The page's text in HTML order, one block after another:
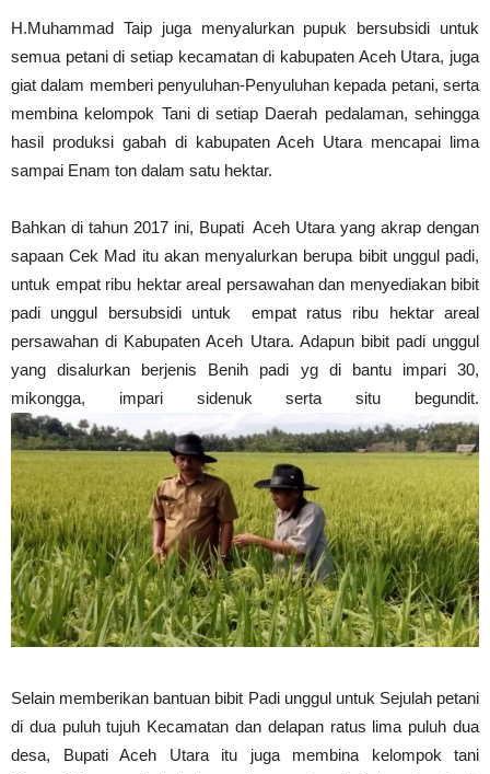
H.Muhammad Taip juga menyalurkan pupuk bersubsidi untuk
semua petani di setiap kecamatan di kabupaten Aceh Utara, juga
giat dalam memberi penyuluhan-Penyuluhan kepada petani, serta
membina kelompok Tani di setiap Daerah pedalaman, sehingga
hasil produksi gabah di kabupaten Aceh Utara mencapai lima
sampai Enam ton dalam satu hektar.
Bahkan di tahun 2017 ini, Bupati Aceh Utara yang akrap dengan
sapaan Cek Mad itu akan menyalurkan berupa bibit unggul padi,
untuk empat ribu hektar areal persawahan dan menyediakan bibit
padi unggul bersubsidi untuk empat ratus ribu hektar areal
persawahan di Kabupaten Aceh Utara. Adapun bibit padi unggul
yang disalurkan berjenis Benih padi yg di bantu impari 30,
mikongga, impari sidenuk serta situ begundit.
Selain memberikan bantuan bibit Padi unggul untuk Sejulah petani
di dua puluh tujuh Kecamatan dan delapan ratus lima puluh dua
desa, Bupati Aceh Utara itu juga membina kelompok tani